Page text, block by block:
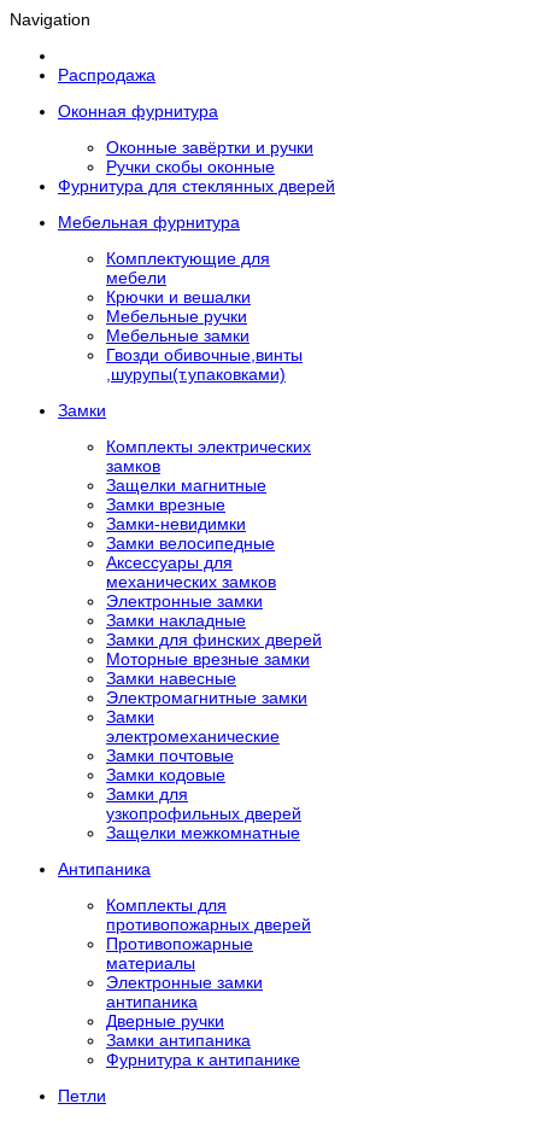
Navigation
Распродажа
Оконная фурнитура
Оконные завёртки и ручки
Ручки скобы оконные
Фурнитура для стеклянных дверей
Мебельная фурнитура
Комплектующие для
мебели
Крючки и вешалки
Мебельные ручки
Мебельные замки
Гвозди обивочные,винты
,шурупы(т.упаковками)
Замки
Комплекты электрических
замков
Защелки магнитные
Замки врезные
Замки-невидимки
Замки велосипедные
Аксессуары для
механических замков
Электронные замки
Замки накладные
Замки для финских дверей
Моторные врезные замки
Замки навесные
Электромагнитные замки
Замки
электромеханические
Замки почтовые
Замки кодовые
Замки для
узкопрофильных дверей
Защелки межкомнатные
Антипаника
Комплекты для
противопожарных дверей
Противопожарные
материалы
Электронные замки
антипаника
Дверные ручки
Замки антипаника
Фурнитура к антипанике
Петли